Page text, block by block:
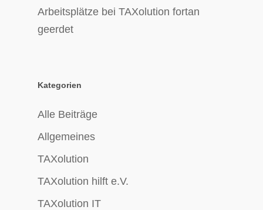
Arbeitsplätze bei TAXolution fortan
geerdet
Kategorien
Alle Beiträge
Allgemeines
TAXolution
TAXolution hilft e.V.
TAXolution IT